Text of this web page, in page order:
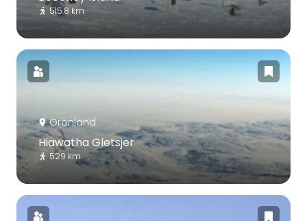
515.8 km
Grönland
Hiawatha Gletsjer
529 km